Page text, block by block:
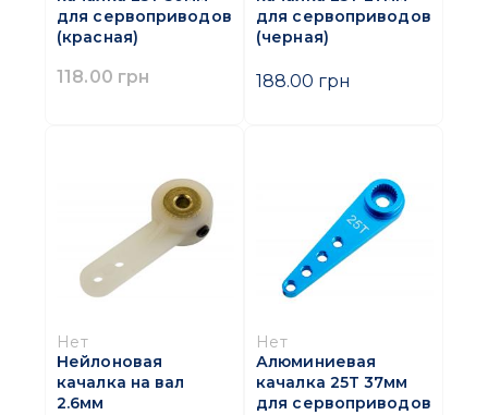
для сервоприводов
(красная)
118.00 грн
для сервоприводов
(черная)
188.00 грн
Нет
Нейлоновая
качалка на вал
2.6мм
Нет
Алюминиевая
качалка 25T 37мм
для сервоприводов